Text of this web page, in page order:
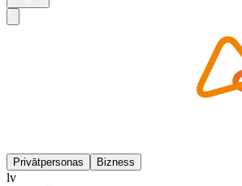
Privātpersonas Bizness
lv